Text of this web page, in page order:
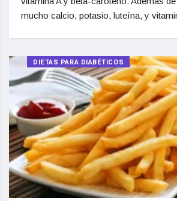
mucho calcio, potasio, luteína, y
DIETAS PARA DIABÉTICOS